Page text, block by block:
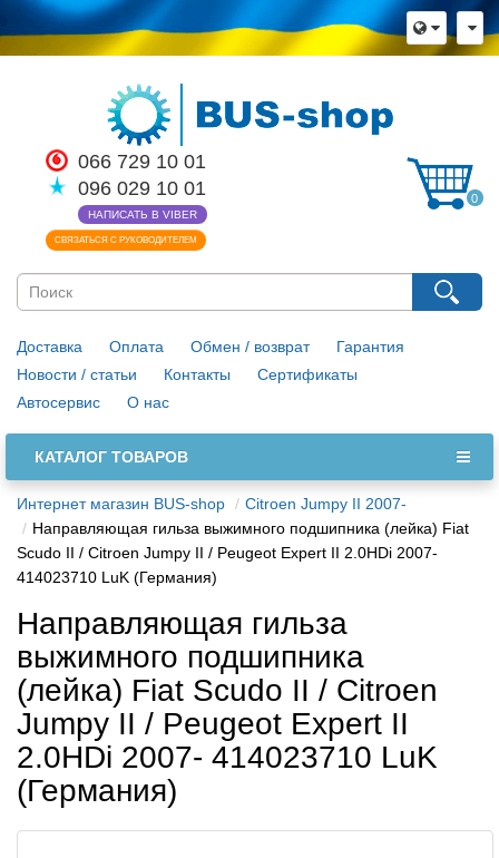
066 729 10 01
096 029 10 01
НАПИСАТЬ В VIBER
СВЯЗАТЬСЯ С РУКОВОДИТЕЛЕМ
0
Доставка Оплата Обмен / возврат
Гарантия
Новости / статьи
Контакты
Сертификаты
Автосервис
О нас
КАТАЛОГ ТОВАРОВ
Интернет магазин BUS-shop
Citroen Jumpy II 2007-
Направляющая гильза выжимного подшипника (лейка) Fiat
Scudo II / Citroen Jumpy II / Peugeot Expert II 2.0HDi 2007-
414023710 LuK (Германия)
Направляющая гильза
выжимного подшипника
(лейка) Fiat Scudo II / Citroen
Jumpy II / Peugeot Expert II
2.0HDi 2007- 414023710 LuK
(Германия)